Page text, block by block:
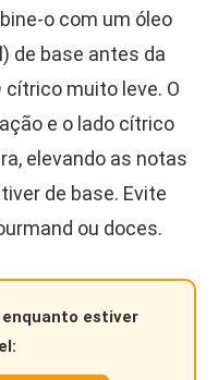
o com um óleo
de base antes da
cítrico muito leve. O
e o lado cítrico
elevando as notas
de base. Evite
ou doces.
estiver